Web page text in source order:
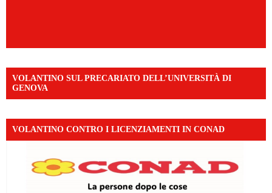
VOLANTINO SUL PRECARIATO DELL’UNIVERSITÀ DI
GENOVA
VOLANTINO CONTRO I LICENZIAMENTI IN CONAD